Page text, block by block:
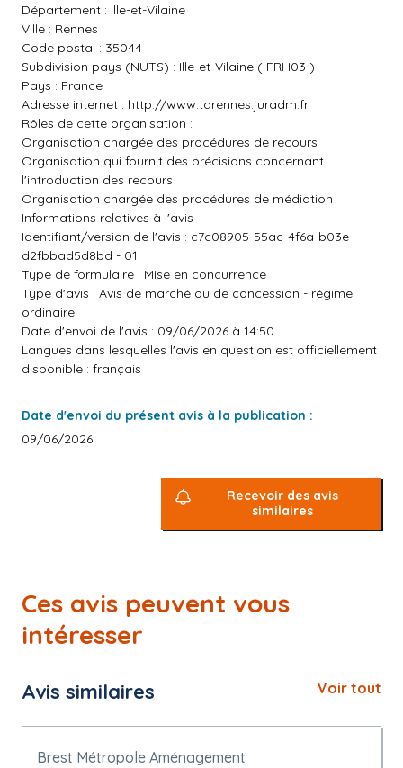
Département : Ille-et-Vilaine
Ville : Rennes
Code postal : 35044
Subdivision pays (NUTS) : Ille-et-Vilaine ( FRH03 )
Pays : France
Adresse internet : http://www.tarennes.juradm.fr
Rôles de cette organisation :
Organisation chargée des procédures de recours
Organisation qui fournit des précisions concernant
l'introduction des recours
Organisation chargée des procédures de médiation
Informations relatives à l'avis
Identifiant/version de l'avis : c7c08905-55ac-4f6a-b03e-
d2fbbad5d8bd - 01
Type de formulaire : Mise en concurrence
Type d'avis : Avis de marché ou de concession - régime
ordinaire
Date d'envoi de l'avis : 09/06/2026 à 14:50
Langues dans lesquelles l'avis en question est officiellement
disponible : français
Date d'envoi du présent avis à la publication :
09/06/2026
Recevoir des avis
similaires
Ces avis peuvent vous
intéresser
Avis similaires Voir tout
Brest Métropole Aménagement